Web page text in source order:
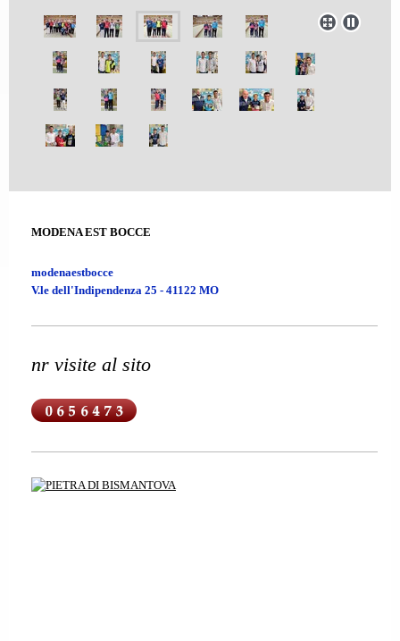
MODENA EST BOCCE
modenaestbocce
V.le dell'Indipendenza 25 - 41122 MO
nr visite al sito